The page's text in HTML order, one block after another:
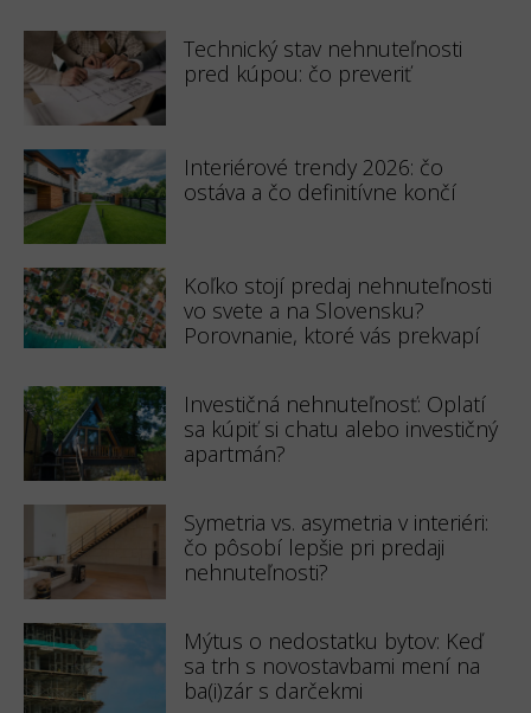
Technický stav nehnuteľnosti
pred kúpou: čo preveriť
Interiérové trendy 2026: čo
ostáva a čo definitívne končí
Koľko stojí predaj nehnuteľnosti
vo svete a na Slovensku?
Porovnanie, ktoré vás prekvapí
Investičná nehnuteľnosť: Oplatí
sa kúpiť si chatu alebo investičný
apartmán?
Symetria vs. asymetria v interiéri:
čo pôsobí lepšie pri predaji
nehnuteľnosti?
Mýtus o nedostatku bytov: Keď
sa trh s novostavbami mení na
ba(i)zár s darčekmi